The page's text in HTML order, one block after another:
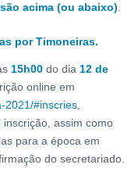
acima (ou abaixo)
por Timoneiras.
15h00 do dia 12 de
online em
2021/#inscries
assim como
para a época em
do secretariado.